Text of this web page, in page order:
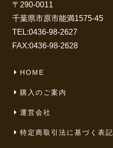
〒290-0011
千葉県市原市能満1575-45
TEL:0436-98-2627
FAX:0436-98-2628
HOME
購入のご案内
運営会社
特定商取引法に基づく表記